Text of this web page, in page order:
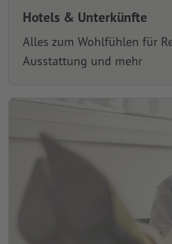
Hotels & Unterkünfte
Alles zum Wohlfühlen für
Ausstattung und mehr